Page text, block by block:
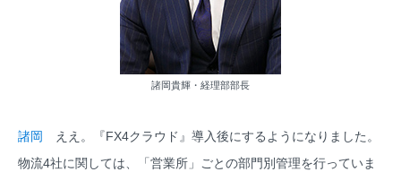
諸岡貴輝・経理部部長
諸岡
ええ。『FX4クラウド』導入後にするようになりました。
物流4社に関しては、「営業所」ごとの部門別管理を行っていま